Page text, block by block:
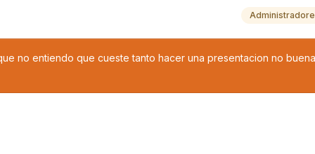
no entiendo que cueste tanto hacer una presentacion no